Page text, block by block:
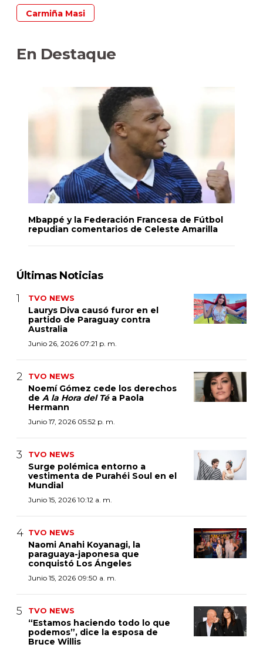
Carmiña Masi
En Destaque
Mbappé y la Federación Francesa de Fútbol
repudian comentarios de Celeste Amarilla
Últimas Noticias
TVO NEWS
Laurys Diva causó furor en el
partido de Paraguay contra
Australia
Junio 26, 2026 07:21 p. m.
TVO NEWS
Noemí Gómez cede los derechos
de A la Hora del Té a Paola
Hermann
Junio 17, 2026 05:52 p. m.
TVO NEWS
Surge polémica entorno a
vestimenta de Purahéi Soul en el
Mundial
Junio 15, 2026 10:12 a. m.
TVO NEWS
Naomi Anahi Koyanagi, la
paraguaya-japonesa que
conquistó Los Ángeles
Junio 15, 2026 09:50 a. m.
TVO NEWS
“Estamos haciendo todo lo que
podemos”, dice la esposa de
Bruce Willis